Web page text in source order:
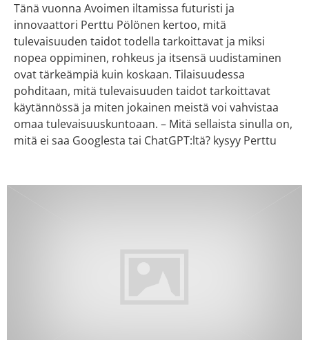
Tänä vuonna Avoimen iltamissa futuristi ja
innovaattori Perttu Pölönen kertoo, mitä
tulevaisuuden taidot todella tarkoittavat ja miksi
nopea oppiminen, rohkeus ja itsensä uudistaminen
ovat tärkeämpiä kuin koskaan. Tilaisuudessa
pohditaan, mitä tulevaisuuden taidot tarkoittavat
käytännössä ja miten jokainen meistä voi vahvistaa
omaa tulevaisuuskuntoaan. – Mitä sellaista sinulla on,
mitä ei saa Googlesta tai ChatGPT:ltä? kysyy Perttu